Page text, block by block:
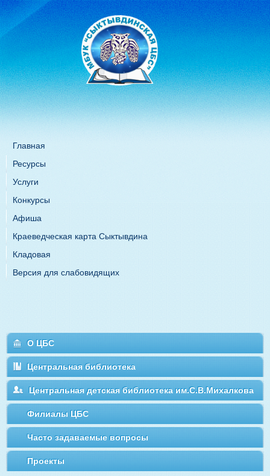
Главная
Ресурсы
Услуги
Конкурсы
Афиша
Краеведческая карта Сыктывдина
Кладовая
Версия для слабовидящих
О ЦБС
Центральная библиотека
Центральная детская библиотека им.С.В.Михалкова
Филиалы ЦБС
Часто задаваемые вопросы
Проекты